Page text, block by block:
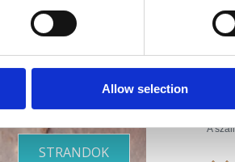
Allow selection
A
A
legszebb
STRANDOK